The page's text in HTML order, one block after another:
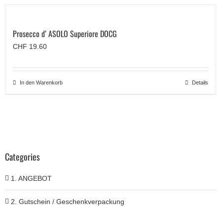
Prosecco d’ ASOLO Superiore DOCG
CHF 19.60
In den Warenkorb Details
Categories
1. ANGEBOT
2. Gutschein / Geschenkverpackung